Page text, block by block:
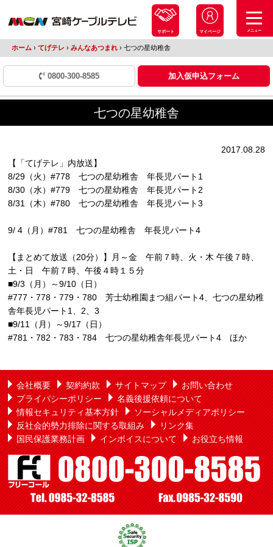
サポート マイページ メニュー
ホーム › てげテレ › みんなあつまれ ›七つの星幼稚舎
0800-300-8585 加入仮申込フォーム
七つの星幼稚舎
2017.08.28
【「てげテレ」内放送】
8/29（火）#778 七つの星幼稚舎 年長児パート1
8/30（水）#779 七つの星幼稚舎 年長児パート2
8/31（木）#780 七つの星幼稚舎 年長児パート3
9/ 4（月）#781 七つの星幼稚舎 年長児パート4
【まとめて放送（20分）】月～金 午前７時、火・木 午後７時、
土・日 午前７時、午後４時１５分
■9/3（月）～9/10（日）
#777・778・779・780 芳士幼稚園まつ組パート4、七つの星幼稚
舎年長児パート1、2、3
■9/11（月）～9/17（日）
#781・782・783・784 七つの星幼稚舎年長児パート4 ほか
会社概要 契約約款 サイトマップ
お問い合わせ
プライバシーポリシー
名義後援依頼について
情報セキュリティ基本方針
ソーシャルメディアポリシー
反社会的勢力排除に関する取組み
リンク集
国民保護業務計画
インボイスについて お役立ち情報